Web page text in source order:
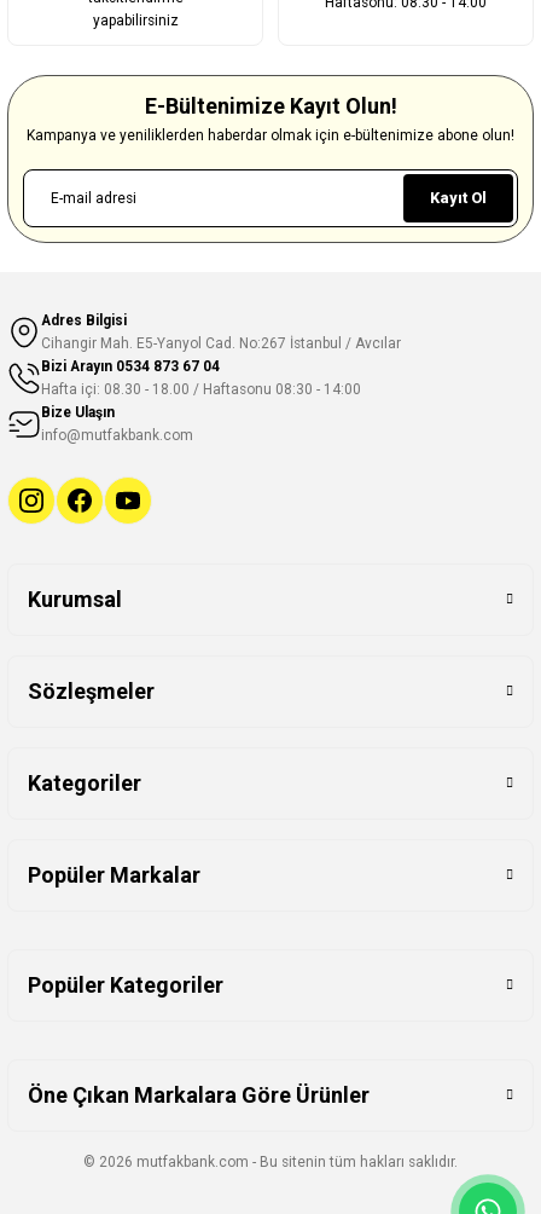
yapabilirsiniz
E-Bültenimize Kayıt Olun!
Kampanya ve yeniliklerden haberdar olmak için e-bültenimize abone olun!
Kayıt Ol
Adres Bilgisi
Cihangir Mah. E5-Yanyol Cad. No:267 İstanbul / Avcılar
Bizi Arayın 0534 873 67 04
Hafta içi: 08.30 - 18.00 / Haftasonu 08:30 - 14:00
Bize Ulaşın
info@mutfakbank.com
Kurumsal
Sözleşmeler
Kategoriler
Popüler Markalar
Popüler Kategoriler
Öne Çıkan Markalara Göre Ürünler
© 2026 mutfakbank.com - Bu sitenin tüm hakları saklıdır.